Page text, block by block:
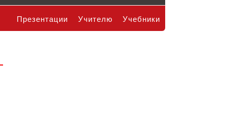
Учебники
Учителю
Презентации